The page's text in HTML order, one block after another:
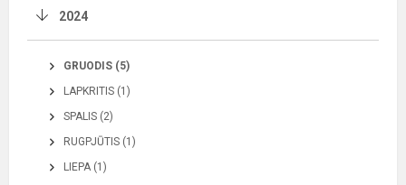
2024
GRUODIS (5)
LAPKRITIS (1)
SPALIS (2)
RUGPJŪTIS (1)
LIEPA (1)